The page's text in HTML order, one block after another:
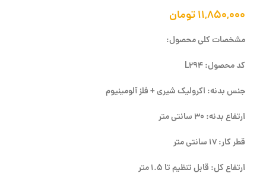
۱۱,۸۵۰,۰۰۰تومان
مشخصات کلی محصول:
کد محصول: L294
جنس بدنه: اکرولیک شیری + فلز آلومینیوم
ارتفاع بدنه: 30 سانتی متر
قطر کار: 17 سانتی متر
ارتفاع کل: قابل تنظیم تا 1.5 متر